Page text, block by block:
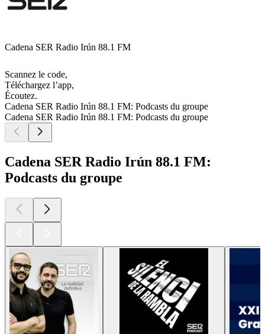
Cadena SER Radio Irún 88.1 FM
Scannez le code,
Téléchargez l’app,
Écoutez.
Cadena SER Radio Irún 88.1 FM: Podcasts du groupe
Cadena SER Radio Irún 88.1 FM: Podcasts du groupe
Cadena SER Radio Irún 88.1 FM:
Podcasts du groupe